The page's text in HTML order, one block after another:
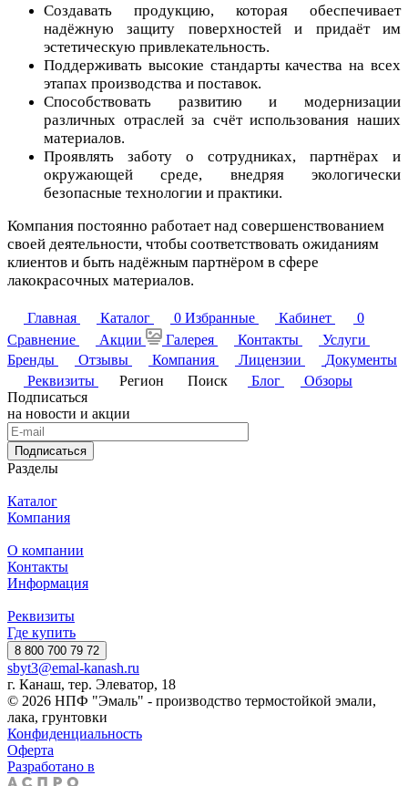
Создавать продукцию, которая обеспечивает
надёжную защиту поверхностей и придаёт им
эстетическую привлекательность.
Поддерживать высокие стандарты качества на всех
этапах производства и поставок.
Способствовать развитию и модернизации
различных отраслей за счёт использования наших
материалов.
Проявлять заботу о сотрудниках, партнёрах и
окружающей среде, внедряя экологически
безопасные технологии и практики.
Компания постоянно работает над совершенствованием
своей деятельности, чтобы соответствовать ожиданиям
клиентов и быть надёжным партнёром в cфере
лакокрасочных материалов.
Главная Каталог 0 Избранные Кабинет
0
Сравнение
Акции Галерея Контакты
Услуги
Бренды
Отзывы Компания Лицензии
Документы
Реквизиты
Регион Поиск Блог
Обзоры
Подписаться
на новости и акции
Подписаться
Разделы
Каталог
Компания
О компании
Контакты
Информация
Реквизиты
Где купить
8 800 700 79 72
sbyt3@emal-kanash.ru
г. Канаш, тер. Элеватор, 18
© 2026 НПФ "Эмаль" - производство термостойкой эмали,
лака, грунтовки
Конфиденциальность
Оферта
Разработано в